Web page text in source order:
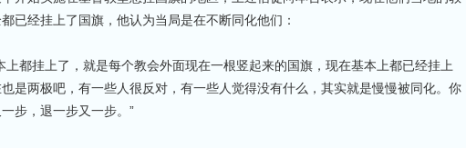
已经挂上了国旗，他认为当局是在不断同化他们：
上都挂上了，就是每个教会外面现在一根竖起来的国旗，现在基本上都已经挂上
是两极吧，有一些人很反对，有一些人觉得没有什么，其实就是慢慢被同化。你
步，退一步又一步。”